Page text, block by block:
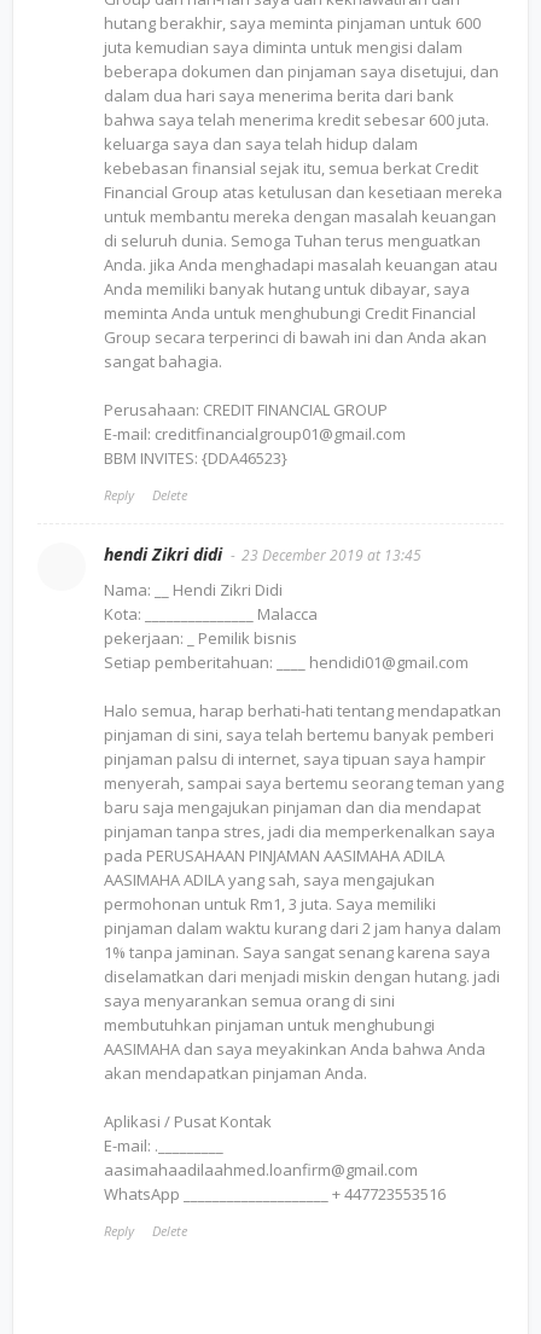
hutang berakhir, saya meminta pinjaman untuk 600
juta kemudian saya diminta untuk mengisi dalam
beberapa dokumen dan pinjaman saya disetujui, dan
dalam dua hari saya menerima berita dari bank
bahwa saya telah menerima kredit sebesar 600 juta.
keluarga saya dan saya telah hidup dalam
kebebasan finansial sejak itu, semua berkat Credit
Financial Group atas ketulusan dan kesetiaan mereka
untuk membantu mereka dengan masalah keuangan
di seluruh dunia. Semoga Tuhan terus menguatkan
Anda. jika Anda menghadapi masalah keuangan atau
Anda memiliki banyak hutang untuk dibayar, saya
meminta Anda untuk menghubungi Credit Financial
Group secara terperinci di bawah ini dan Anda akan
sangat bahagia.
Perusahaan: CREDIT FINANCIAL GROUP
E-mail: creditfinancialgroup01@gmail.com
BBM INVITES: {DDA46523}
Reply Delete
hendi Zikri didi 23 December 2019 at 13:45
Nama: __ Hendi Zikri Didi
Kota: _______________ Malacca
pekerjaan: _ Pemilik bisnis
Setiap pemberitahuan: ____ hendidi01@gmail.com
Halo semua, harap berhati-hati tentang mendapatkan
pinjaman di sini, saya telah bertemu banyak pemberi
pinjaman palsu di internet, saya tipuan saya hampir
menyerah, sampai saya bertemu seorang teman yang
baru saja mengajukan pinjaman dan dia mendapat
pinjaman tanpa stres, jadi dia memperkenalkan saya
pada PERUSAHAAN PINJAMAN AASIMAHA ADILA
AASIMAHA ADILA yang sah, saya mengajukan
permohonan untuk Rm1, 3 juta. Saya memiliki
pinjaman dalam waktu kurang dari 2 jam hanya dalam
1% tanpa jaminan. Saya sangat senang karena saya
diselamatkan dari menjadi miskin dengan hutang. jadi
saya menyarankan semua orang di sini
membutuhkan pinjaman untuk menghubungi
AASIMAHA dan saya meyakinkan Anda bahwa Anda
akan mendapatkan pinjaman Anda.
Aplikasi / Pusat Kontak
E-mail: ._________
aasimahaadilaahmed.loanfirm@gmail.com
WhatsApp ____________________ + 447723553516
Reply Delete